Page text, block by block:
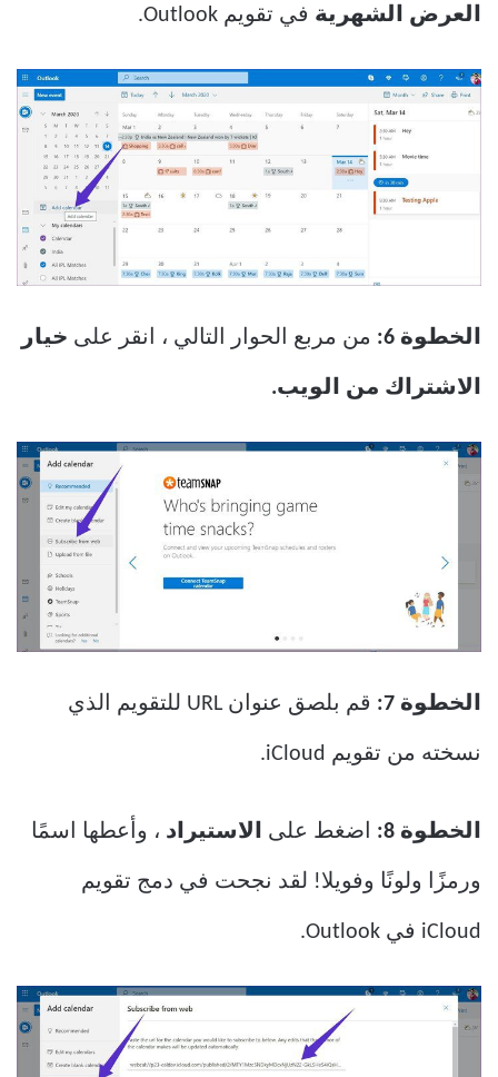
العرض الشهرية في تقويم Outlook.
الخطوة 6: من مربع الحوار التالي ، انقر على خيار
الاشتراك من الويب.
الخطوة 7: قم بلصق عنوان URL للتقويم الذي
نسخته من تقويم iCloud.
الخطوة 8: اضغط على الاستيراد ، وأعطها اسمًا
ورمزًا ولونًا وفويلا! لقد نجحت في دمج تقويم
iCloud في Outlook.